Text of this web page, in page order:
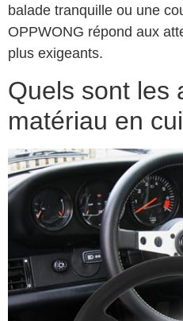
balade tranquille ou une
OPPWONG répond aux
plus exigeants.
Quels sont les
matériau en